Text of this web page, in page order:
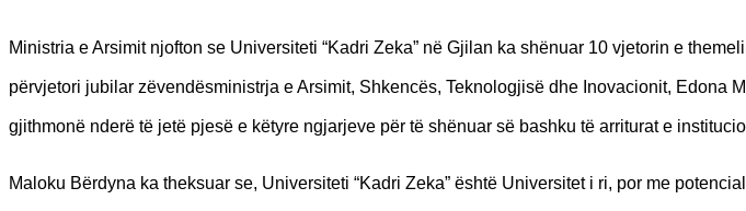
Ministria e Arsimit njofton se Universiteti “Kadri Zeka” në Gjilan ka shënuar 10 vjetorin e
përvjetori jubilar zëvendësministrja e Arsimit, Shkencës, Teknologjisë dhe Inovacionit, Edona
gjithmonë nderë të jetë pjesë e këtyre ngjarjeve për të shënuar së bashku të arriturat e
Maloku Bërdyna ka theksuar se, Universiteti “Kadri Zeka” është Universitet i ri, por me